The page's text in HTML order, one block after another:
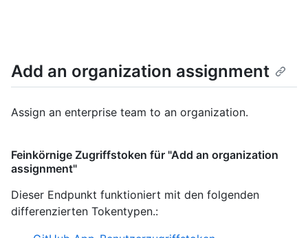
Add an organization assignment
Assign an enterprise team to an organization.
Feinkörnige Zugriffstoken für "Add an organization
assignment"
Dieser Endpunkt funktioniert mit den folgenden
differenzierten Tokentypen.: